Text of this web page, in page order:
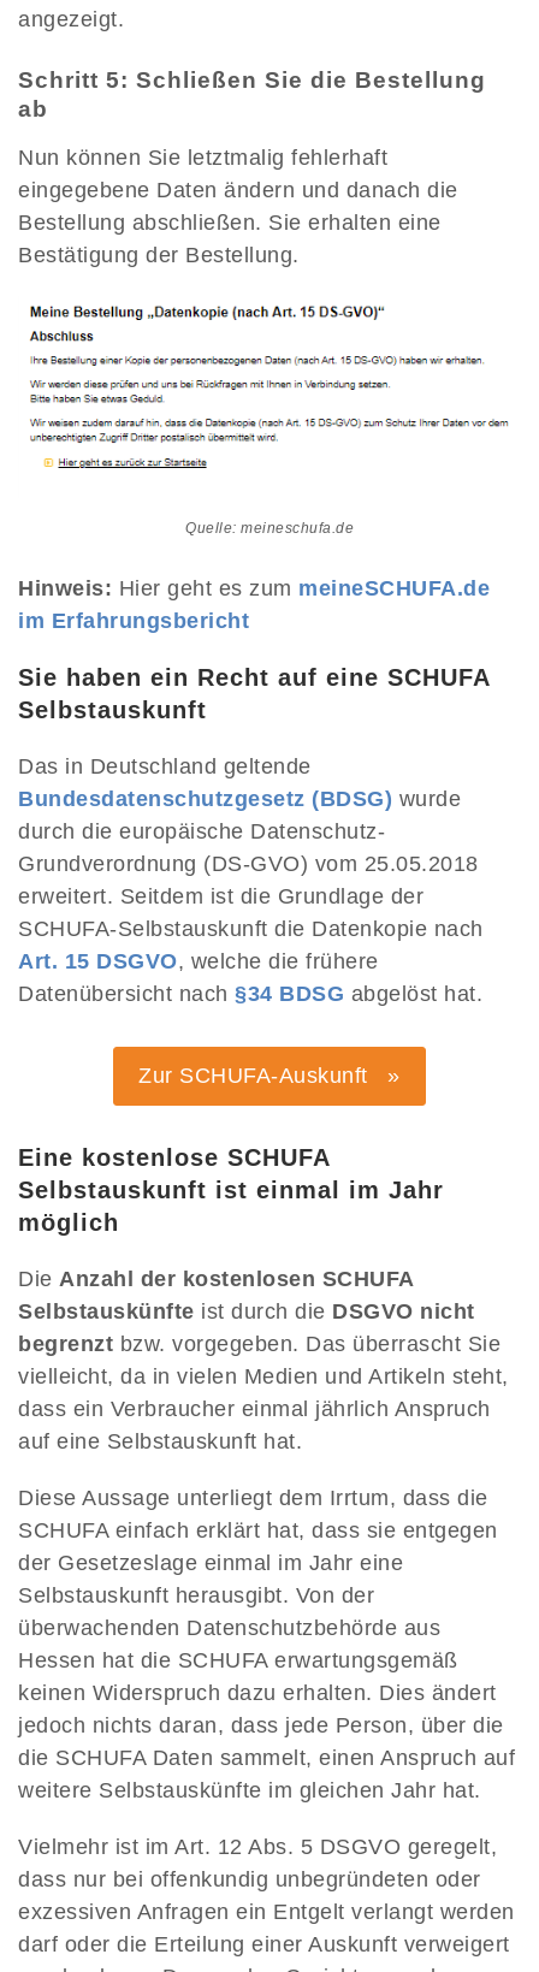
angezeigt.
Schritt 5: Schließen Sie die Bestellung
ab
Nun können Sie letztmalig fehlerhaft
eingegebene Daten ändern und danach die
Bestellung abschließen. Sie erhalten eine
Bestätigung der Bestellung.
Quelle: meineschufa.de
Hinweis: Hier geht es zum meineSCHUFA.de
im Erfahrungsbericht
Sie haben ein Recht auf eine SCHUFA
Selbstauskunft
Das in Deutschland geltende
Bundesdatenschutzgesetz (BDSG) wurde
durch die europäische Datenschutz-
Grundverordnung (DS-GVO) vom 25.05.2018
erweitert. Seitdem ist die Grundlage der
SCHUFA-Selbstauskunft die Datenkopie nach
Art. 15 DSGVO, welche die frühere
Datenübersicht nach §34 BDSG abgelöst hat.
Zur SCHUFA-Auskunft »
Eine kostenlose SCHUFA
Selbstauskunft ist einmal im Jahr
möglich
Die Anzahl der kostenlosen SCHUFA
Selbstauskünfte ist durch die DSGVO nicht
begrenzt bzw. vorgegeben. Das überrascht Sie
vielleicht, da in vielen Medien und Artikeln steht,
dass ein Verbraucher einmal jährlich Anspruch
auf eine Selbstauskunft hat.
Diese Aussage unterliegt dem Irrtum, dass die
SCHUFA einfach erklärt hat, dass sie entgegen
der Gesetzeslage einmal im Jahr eine
Selbstauskunft herausgibt. Von der
überwachenden Datenschutzbehörde aus
Hessen hat die SCHUFA erwartungsgemäß
keinen Widerspruch dazu erhalten. Dies ändert
jedoch nichts daran, dass jede Person, über die
die SCHUFA Daten sammelt, einen Anspruch auf
weitere Selbstauskünfte im gleichen Jahr hat.
Vielmehr ist im Art. 12 Abs. 5 DSGVO geregelt,
dass nur bei offenkundig unbegründeten oder
exzessiven Anfragen ein Entgelt verlangt werden
darf oder die Erteilung einer Auskunft verweigert